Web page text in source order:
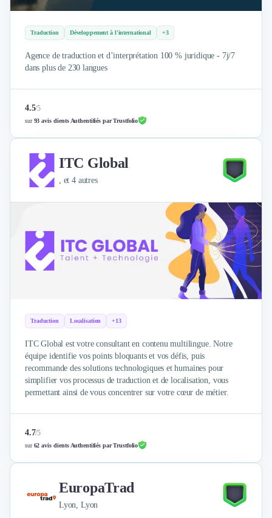
Communication
Veille commerciale
Photographie
Salons
Études Marketing
Présentations PowerPoint
SMS Marketing
Email Marketing
Data Marketing
Logiciel Marketing
Logiciel Commercial
Assurance
Subventions & Aides
Levée de fonds
Droit des Affaires
Restructuring
Droit du Travail
Propriété Intellectuelle (IP/IT)
Banque
Gestion de trésorerie
Due Diligence
Solutions de Paiement
UX & UI Design
Développement Web
Traduction Développement à l'international +3
Agence de traduction et d’interprétation 100 % juridique - 7j/7
dans plus de 230 langues
4.5/5
sur93 avis clients Authentifiés par Trustfolio
ITC Global
, et 4 autres
Traduction Localisation +13
ITC Global est votre consultant en contenu multilingue. Notre
équipe identifie vos points bloquants et vos défis, puis
recommande des solutions technologiques et humaines pour
simplifier vos processus de traduction et de localisation, vous
permettant ainsi de vous concentrer sur votre cœur de métier.
4.7/5
sur62 avis clients Authentifiés par Trustfolio
EuropaTrad
Lyon, Lyon